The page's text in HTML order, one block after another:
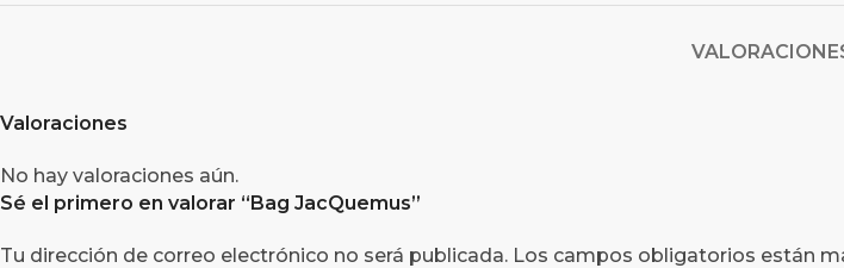
Valoraciones
No hay valoraciones aún.
Sé el primero en valorar “Bag JacQuemus”
Tu dirección de correo electrónico no será publicada. Los campos obligatorios están